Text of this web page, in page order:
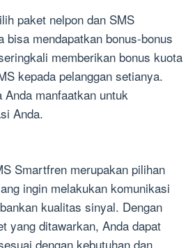
paket nelpon dan SMS
bisa mendapatkan bonus-bonus
memberikan bonus kuota
kepada pelanggan setianya.
manfaatkan untuk
Anda.
Smartfren merupakan pilihan
ingin melakukan komunikasi
kualitas sinyal. Dengan
yang ditawarkan, Anda dapat
dengan kebutuhan dan